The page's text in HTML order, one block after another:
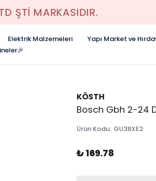
ŞTİ MARKASIDIR.
Elektrik Malzemeleri
Yapı Market ve
KÖSTH
Bosch Gbh 2-24
Ürün Kodu: GU38XE2
₺ 169.78